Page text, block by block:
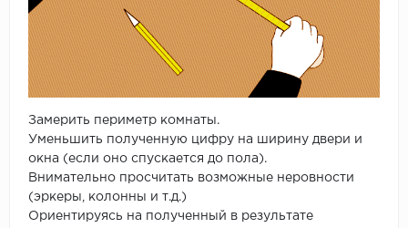
Замерить периметр комнаты.
Уменьшить полученную цифру на ширину двери и
окна (если оно спускается до пола).
Внимательно просчитать возможные неровности
(эркеры, колонны и т.д.)
Ориентируясь на полученный в результате